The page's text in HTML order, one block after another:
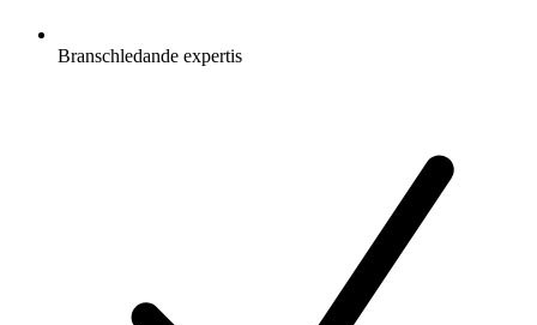
Branschledande expertis